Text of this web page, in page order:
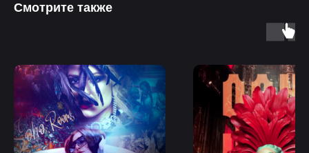
Смотрите также